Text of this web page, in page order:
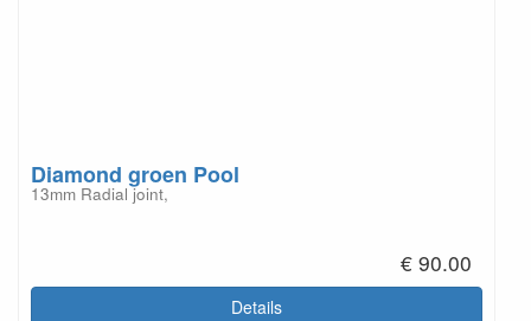
Diamond groen Pool
13mm Radial joint,
€ 90.00
Details